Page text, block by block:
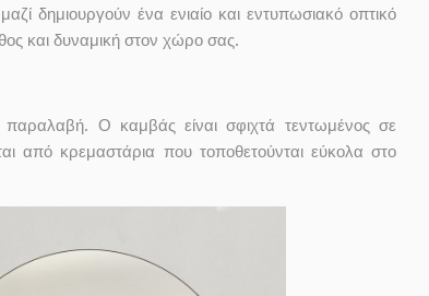
δημιουργούν ένα ενιαίο και εντυπωσιακό οπτικό
και δυναμική στον χώρο σας.
Ο καμβάς είναι σφιχτά τεντωμένος σε
από κρεμαστάρια που τοποθετούνται εύκολα στο